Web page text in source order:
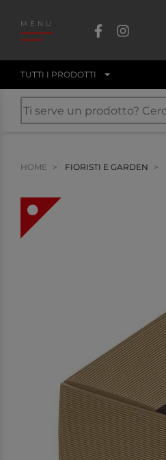
MENU
TUTTI I PRODOTTI
HOME FIORISTI E GARDEN